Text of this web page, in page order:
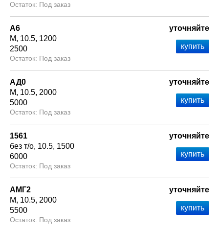
Под заказ
А6
М
10.5 1200
2500
Под заказ
уточняйте
АД0
М
10.5 2000
5000
Под заказ
уточняйте
1561
без т/о 10.5 1500
6000
Под заказ
уточняйте
АМГ2
М
10.5 2000
5500
Под заказ
уточняйте